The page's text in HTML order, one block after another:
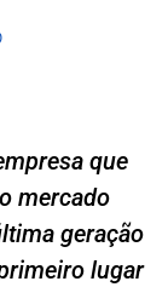
que
mercado
geração
lugar